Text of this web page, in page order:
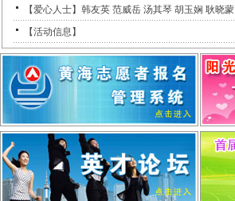
【爱心人士】韩友英 范威岳 汤其琴 胡玉娴 耿晓蒙
【活动信息】